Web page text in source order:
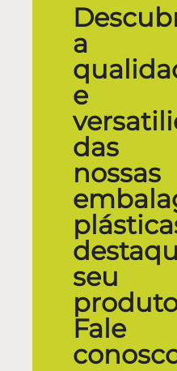
a
e
das
nossas
seu
Fale